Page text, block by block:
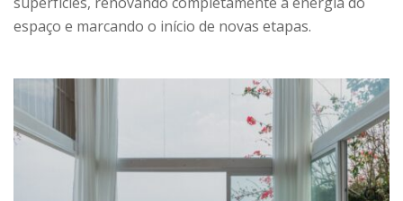
espaço e marcando o início de novas etapas.